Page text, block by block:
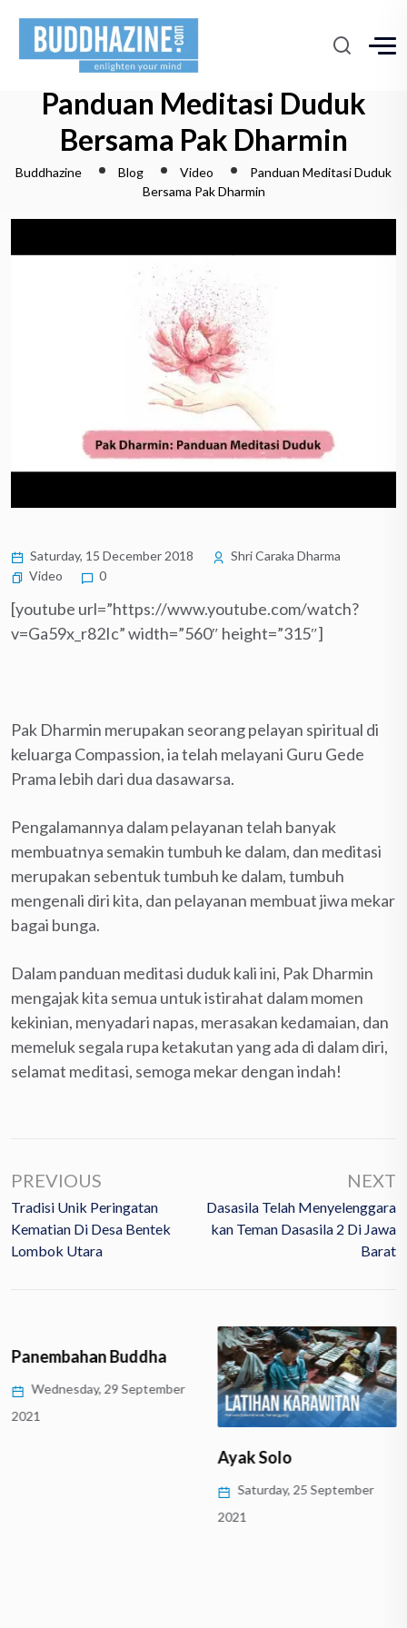
Panduan Meditasi Duduk
Bersama Pak Dharmin
Buddhazine Blog Video
Panduan Meditasi Duduk
Bersama Pak Dharmin
Saturday, 15 December 2018
Shri Caraka Dharma
Video
0
[youtube url=”https://www.youtube.com/watch?
v=Ga59x_r82Ic” width=”560″ height=”315″]
Pak Dharmin merupakan seorang pelayan spiritual di
keluarga Compassion, ia telah melayani Guru Gede
Prama lebih dari dua dasawarsa.
Pengalamannya dalam pelayanan telah banyak
membuatnya semakin tumbuh ke dalam, dan meditasi
merupakan sebentuk tumbuh ke dalam, tumbuh
mengenali diri kita, dan pelayanan membuat jiwa mekar
bagai bunga.
Dalam panduan meditasi duduk kali ini, Pak Dharmin
mengajak kita semua untuk istirahat dalam momen
kekinian, menyadari napas, merasakan kedamaian, dan
memeluk segala rupa ketakutan yang ada di dalam diri,
selamat meditasi, semoga mekar dengan indah!
PREVIOUS
Tradisi Unik Peringatan
Kematian Di Desa Bentek
Lombok Utara
NEXT
Dasasila Telah Menyelenggara
Kan Teman Dasasila 2 Di Jawa
Barat
Panembahan Buddha
Wednesday, 29 September
2021
Ayak Solo
Saturday, 25 September
2021